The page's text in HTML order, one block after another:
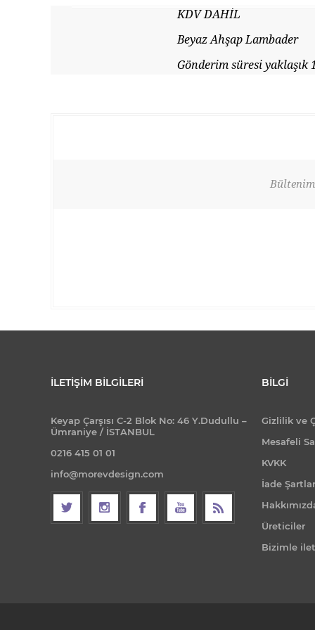
KDV DAHİL
Beyaz Ahşap Lambader
Gönderim süresi yaklaşık
İLETIŞIM BILGILERI
Keyap Çarşısı C-2 Blok No: 46 Y.Dudullu –
Ümraniye / İSTANBUL
0216 415 01 01
info@morevdesign.com
BILGI
Gizlilik ve
Mesafeli
KVKK
İade
Üreticiler
Bizimle